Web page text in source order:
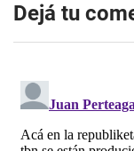
Dejá tu